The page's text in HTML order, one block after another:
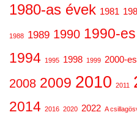
1980-as évek 1981
1988 1989 1990 1990-
1994 1995 1998 1999 2000-
2008 2009 2010 2011
2014 2016 2020 2022 A